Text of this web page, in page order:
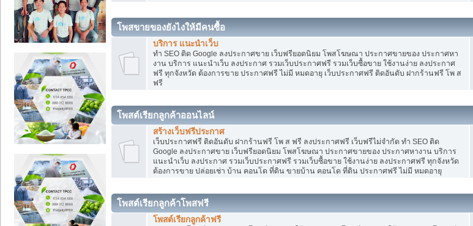
โพสขายของยังไงให้มีคนซื้อ
บริการ แนะนำเว็บ
ทำ SEO ติด Google ลงประกาศขาย เว็บฟรียอดนิยม โพสโฆษณา ประกาศขายของ ประกาศหา
งาน บริการ แนะนำเว็บ ลงประกาศ รวมเว็บประกาศฟรี รวมเว็บซื้อขาย ใช้งานง่าย ลงประกาศ
ฟรี ทุกจังหวัด ต้องการขาย ประกาศฟรี ไม่มี หมดอายุ เว็บประกาศฟรี ติดอันดับ ฝากร้านฟรี โพ ส
ฟรี
โพสต์เรียกลูกค้าออนไลน์
สร้างเว็บฟรีประกาศ
เว็บประกาศฟรี ติดอันดับ ฝากร้านฟรี โพ ส ฟรี ลงประกาศฟรี เว็บฟรีไม่จำกัด ทำ SEO ติด
Google ลงประกาศขาย เว็บฟรียอดนิยม โพสโฆษณา ประกาศขายของ ประกาศหางาน บริการ
แนะนำเว็บ ลงประกาศ รวมเว็บประกาศฟรี รวมเว็บซื้อขาย ใช้งานง่าย ลงประกาศฟรี ทุกจังหวัด
ต้องการขาย ปล่อยเช่า บ้าน คอนโด ที่ดิน ขายบ้าน คอนโด ที่ดิน ประกาศฟรี ไม่มี หมดอายุ
โพสต์เรียกลูกค้าโพสฟรี
โพสต์เรียกลูกค้าฟรี